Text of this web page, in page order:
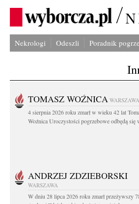
Nekrologi Odeszli Poradnik
TOMASZ WOŹNICA WARSZAWA
4 sierpnia 2026 roku zmarł w wieku 42 lat
Woźnica Uroczystości pogrzebowe odbędą się
ANDRZEJ ZDZIEBORSKI
WARSZAWA
W dniu 28 lipca 2026 roku zmarł przeżywszy